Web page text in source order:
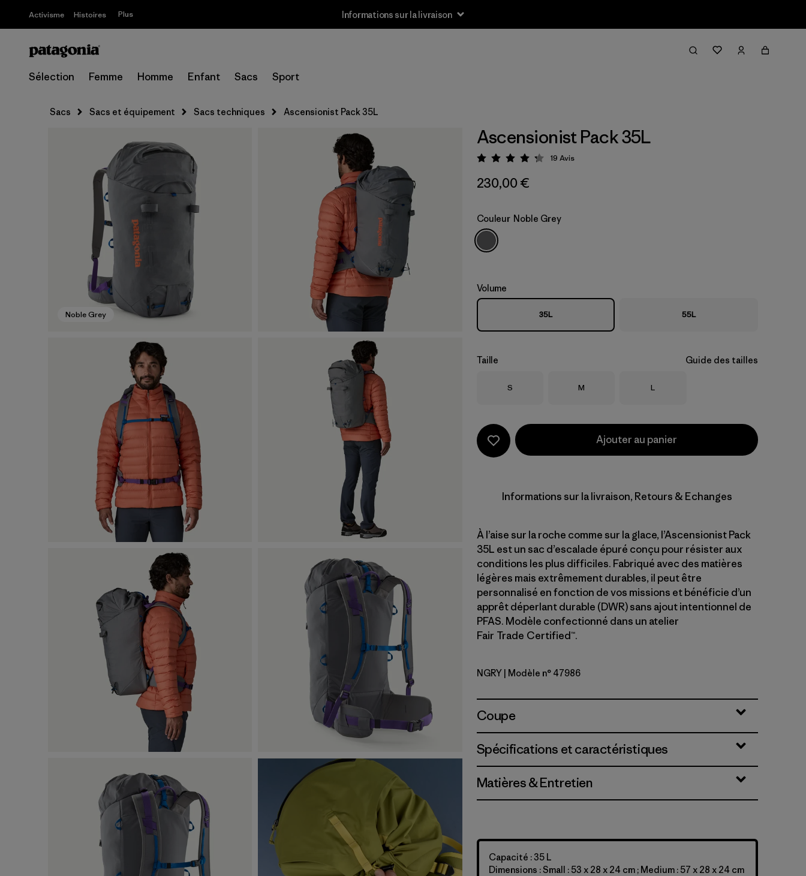
Activisme Histoires Plus Informations sur la livraison
Sélection Femme Homme Enfant Sacs Sport
Sacs Sacs et équipement Sacs techniques Ascensionist Pack 35L
Noble Grey
Ascensionist Pack 35L
Évaluation: 4.3 / 5
19 Avis
230,00 €
Couleur Noble Grey
Volume
35L 55L
Taille Guide des tailles
Taille
S Taille
M Taille
L
Ajouter au panier
Informations sur la livraison, Retours & Echanges
À l’aise sur la roche comme sur la glace, l’Ascensionist Pack
35L est un sac d’escalade épuré conçu pour résister aux
conditions les plus difficiles. Fabriqué avec des matières
légères mais extrêmement durables, il peut être
personnalisé en fonction de vos missions et bénéficie d’un
apprêt déperlant durable (DWR) sans ajout intentionnel de
PFAS. Modèle confectionné dans un atelier
Fair Trade Certified™.
Noble Grey
NGRY | Modèle n° 47986
Coupe
Spécifications et caractéristiques
Matières & Entretien
Capacité : 35 L
Dimensions : Small : 53 x 28 x 24 cm ; Medium : 57 x 28 x 24 cm